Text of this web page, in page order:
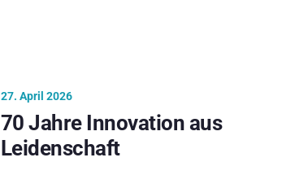
27. April 2026
70 Jahre Innovation aus
Leidenschaft